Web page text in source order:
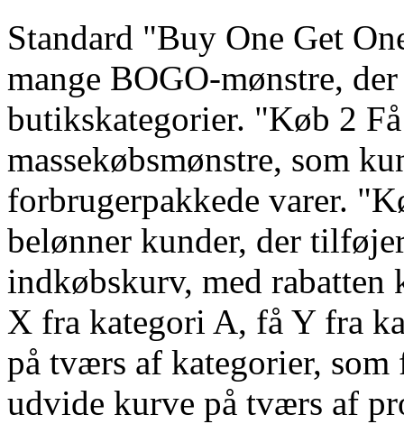
Standard "Buy One Get
mange BOGO-mønstre,
butikskategorier. "Køb 2
massekøbsmønstre, som
forbrugerpakkede varer.
belønner kunder, der
indkøbskurv, med
X fra kategori A, få Y fra
på tværs af kategorier,
udvide kurve på tværs af